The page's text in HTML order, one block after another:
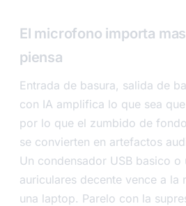
El microfono importa
piensa
Entrada de basura, salida de
con IA amplifica lo que sea
por lo que el zumbido de
se convierten en artefactos
Un condensador USB basico
auriculares decente vence a la
una laptop. Parelo con la